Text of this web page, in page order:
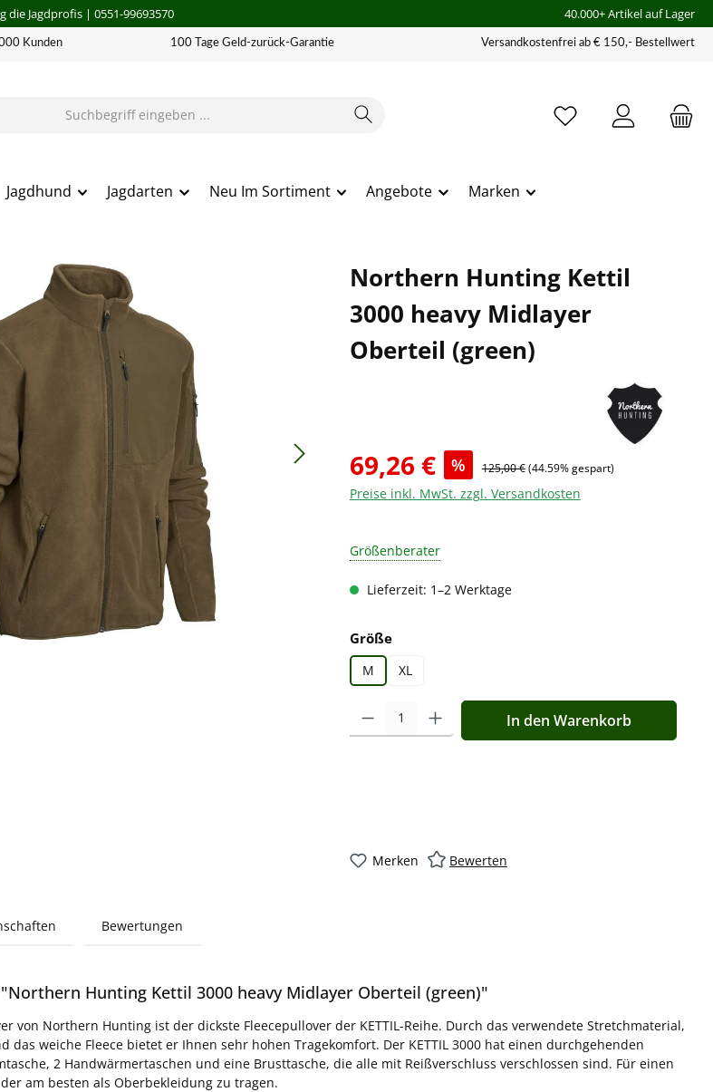
die Jagdprofis| 0551-99693570 40.000+ Artikel auf Lager
Kunden 100 Tage Geld-zurück-Garantie Versandkostenfrei ab € 150,- Bestellwert
Jagdhund Jagdarten Neu Im Sortiment Angebote Marken
Northern Hunting Kettil
3000 heavy Midlayer
Oberteil (green)
69,26 € % 125,00 €(44.59% gespart)
Preise inkl. MwSt. zzgl. Versandkosten
Größenberater
Lieferzeit: 1–2 Werktage
Größeauswählen
M XL
Produkt Anzahl: Gib den gewünschten Wert ein oder
In den Warenkorb
Merken Bewerten
Bewertungen
Hunting Kettil 3000 heavy Midlayer Oberteil (green)"
von Northern Hunting ist der dickste Fleecepullover der KETTIL-Reihe. Durch das verwendete Stretchmaterial,
das weiche Fleece bietet er Ihnen sehr hohen Tragekomfort. Der KETTIL 3000 hat einen durchgehenden
2 Handwärmertaschen und eine Brusttasche, die alle mit Reißverschluss verschlossen sind. Für einen
am besten als Oberbekleidung zu tragen.